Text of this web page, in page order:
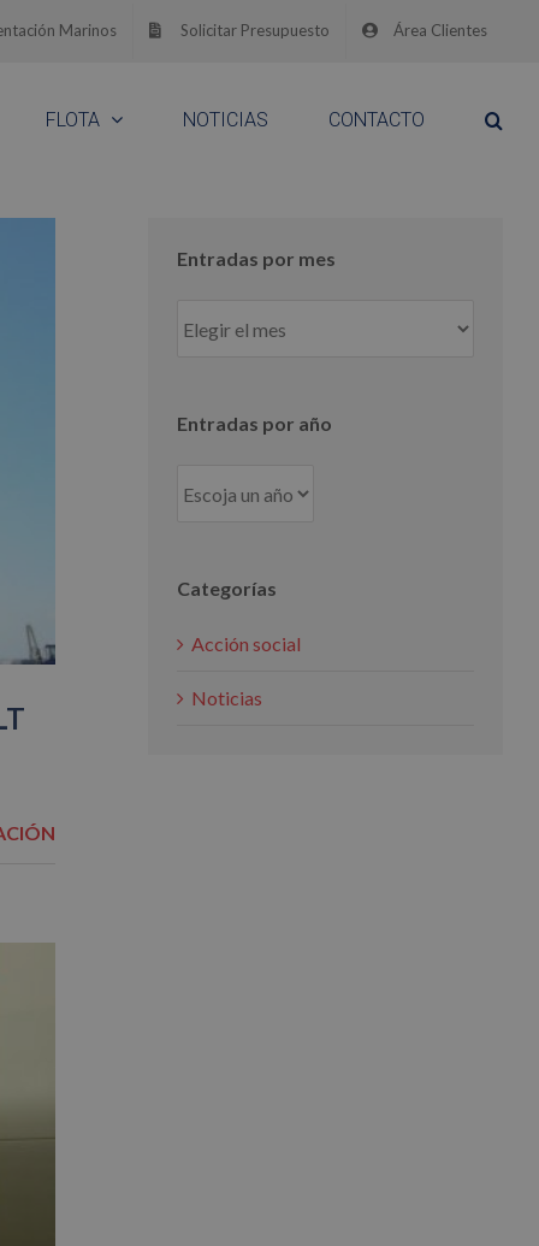
Marinos Solicitar Presupuesto Área Clientes
FLOTA NOTICIAS CONTACTO
Entradas por mes
por
Entradas por año
Categorías
Acción social
Noticias